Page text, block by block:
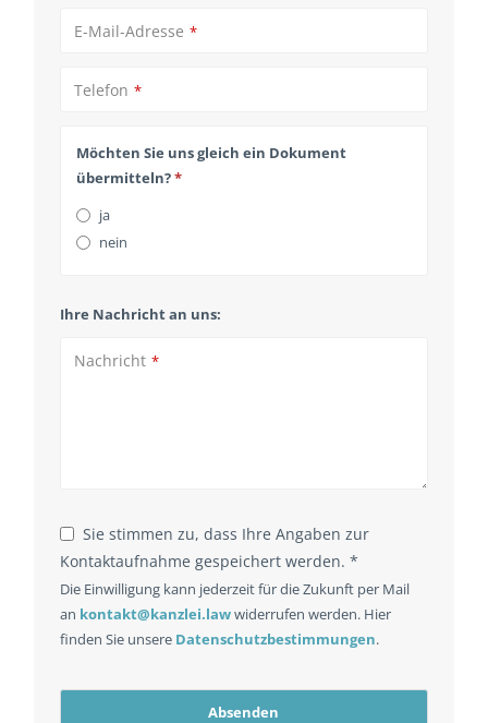
E-Mail-Adresse *
Telefon *
Möchten Sie uns gleich ein Dokument
übermitteln?*
ja
nein
Ihre Nachricht an uns:
Nachricht *
Sie stimmen zu, dass Ihre Angaben zur
Kontaktaufnahme gespeichert werden. *
Die Einwilligung kann jederzeit für die Zukunft per Mail
an kontakt@kanzlei.lawwiderrufen werden. Hier
finden Sie unsere Datenschutzbestimmungen.
Absenden